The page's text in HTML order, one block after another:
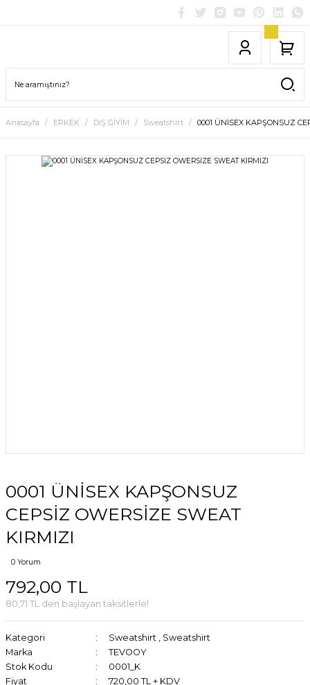
Anasayfa ERKEK DIŞ GİYİM Sweatshirt 0001 ÜNİSEX KAPŞONSUZ
0001 ÜNİSEX KAPŞONSUZ
CEPSİZ OWERSİZE SWEAT
KIRMIZI
0 Yorum
792,00 TL
80,71 TL den başlayan taksitlerle!
Kategori Sweatshirt , Sweatshirt
Marka
TEVOOY
Stok Kodu
0001_K
Fiyat
720,00 TL + KDV